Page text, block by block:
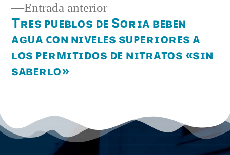
Entrada anterior
Tʀᴇs ᴘᴜᴇʙʟᴏs ᴅᴇ Sᴏʀɪᴀ ʙᴇʙᴇɴ
ᴀɢᴜᴀ ᴄᴏɴ ɴɪᴠᴇʟᴇs sᴜᴘᴇʀɪᴏʀᴇs ᴀ
ʟᴏs ᴘᴇʀᴍɪᴛɪᴅᴏs ᴅᴇ ɴɪᴛʀᴀᴛᴏs «sɪɴ
sᴀʙᴇʀʟᴏ»